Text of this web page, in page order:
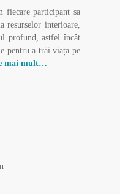
fiecare participant sa
resurselor interioare,
profund, astfel încât
pentru a trăi viața pe
mai mult…